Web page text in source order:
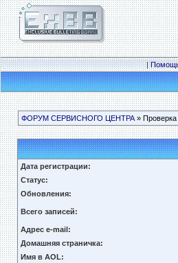
|
ФОРУМ СЕРВИСНОГО ЦЕНТРА»
Дата регистрации:
Статус:
Обновления:
Всего записей:
Адрес e-mail:
Домашняя страничка:
Имя в AOL: